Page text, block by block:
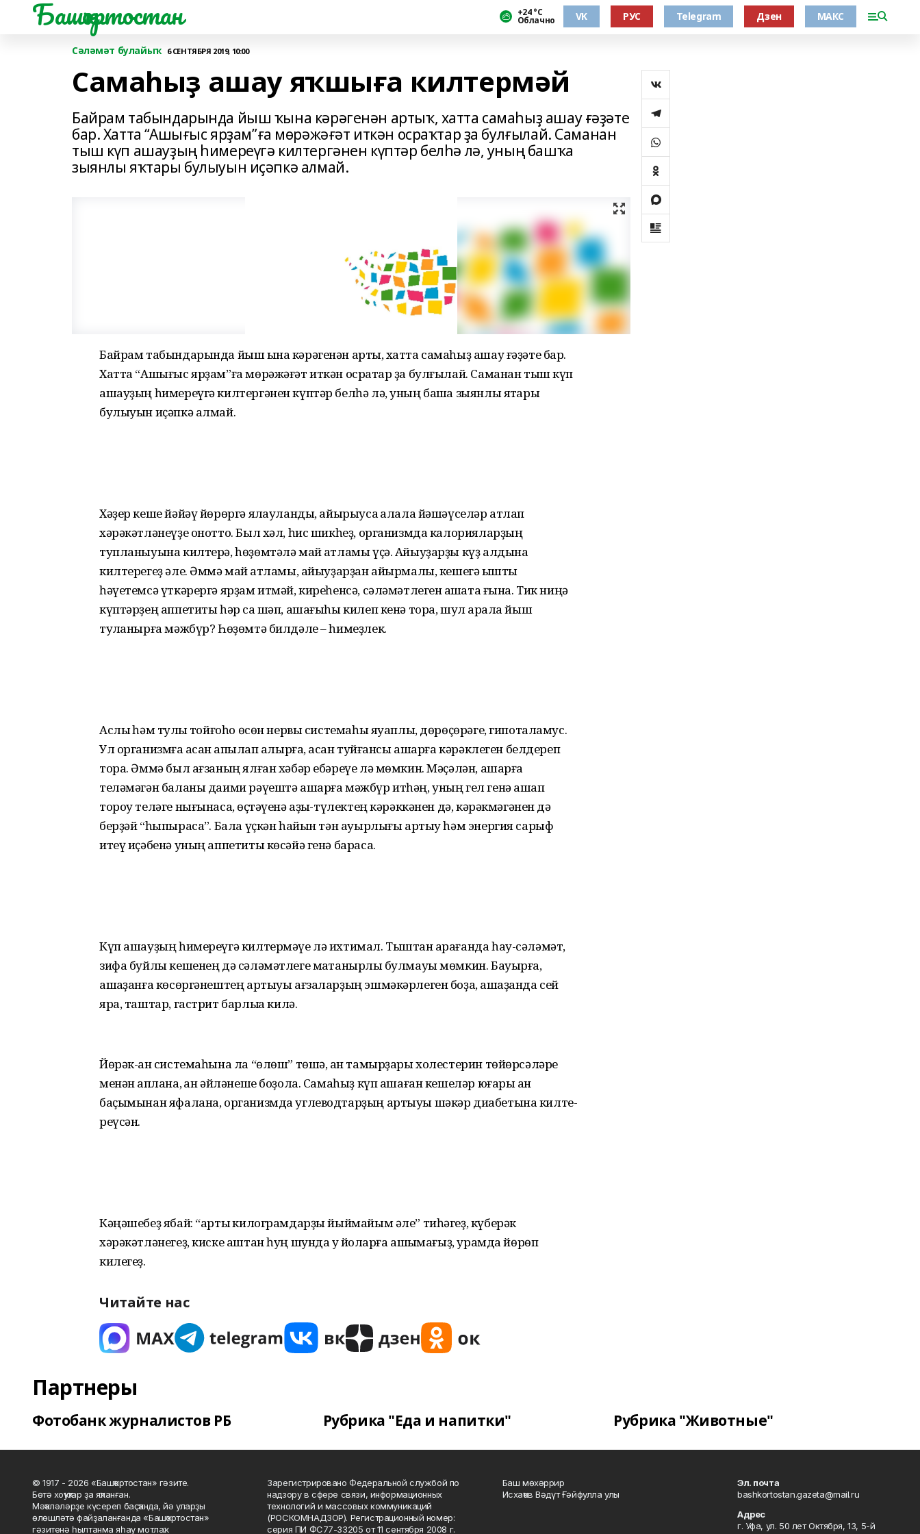
Башҡортостан +24 °С
Облачно VK РУС Telegram Дзен МАКС
Сәләмәт булайыҡ 6 СЕНТЯБРЯ 2019, 10:00
Самаһыҙ ашау яҡшыға килтермәй
Байрам табындарында йыш ҡына кәрәгенән артыҡ, хатта самаһыҙ ашау ғәҙәте
бар. Хатта “Ашығыс ярҙам”ға мөрәжәғәт иткән осраҡтар ҙа булғылай. Саманан
тыш күп ашауҙың һимереүгә килтергәнен күптәр белһә лә, уның башҡа
зыянлы яҡтары булыуын иҫәпкә алмай.
Байрам табындарында йыш ҡына кәрәгенән артыҡ, хатта самаһыҙ ашау ғәҙәте бар.
Хатта “Ашығыс ярҙам”ға мөрәжәғәт иткән осраҡтар ҙа булғылай. Саманан тыш күп
ашауҙың һимереүгә килтергәнен күптәр белһә лә, уның башҡа зыянлы яҡтары
булыуын иҫәпкә алмай.
Хәҙер кеше йәйәү йөрөргә ялҡауланды, айырыуса ҡалала йәшәүселәр атлап
хәрәкәтләнеүҙе онотто. Был хәл, һис шикһеҙ, организмда калорияларҙың
тупланыуына килтерә, һөҙөмтәлә май ҡатламы үҫә. Айыуҙарҙы күҙ алдына
килтерегеҙ әле. Әммә май ҡатламы, айыуҙарҙан айырмалы, кешегә ҡышты
һәүетемсә үткә­рергә ярҙам итмәй, киреһенсә, сәләмәтлеген ҡаҡшата ғына. Тик ниңә
күптәрҙең аппетиты һәр саҡ шәп, ашағыһы килеп кенә тора, шул арҡала йыш
туҡланырға мәжбүр? Һөҙөмтә билдәле – һимеҙлек.
Аслыҡ һәм туҡлыҡ тойғоһо өсөн нервы системаһы яуаплы, дөрөҫөрәге, гипоталамус.
Ул организмға ҡасан ҡапҡылап алырға, ҡасан туйғансы ашарға кәрәклеген белдереп
тора. Әммә был ағзаның ялған хәбәр ебәреүе лә мөмкин. Мәҫәлән, ашарға
теләмәгән баланы даими рәүештә ашарға мәжбүр итһәң, уның гел генә ашап
тороу теләге ны­ғынасаҡ, өҫтәүенә аҙыҡ-түлек­тең кәрәккәнен дә, кәрәкмәгәнен дә
берҙәй “һыпырасаҡ”. Бала үҫкән һайын тән ауырлығы артыу һәм энергия сарыф
итеү иҫәбенә уның аппетиты көсәйә генә барасаҡ.
Күп ашауҙың һимереүгә кил­термәүе лә ихтимал. Тыштан ҡарағанда һау-сәләмәт,
зифа буйлы кешенең дә сәләмәтлеге маҡтанырлыҡ булмауы мөмкин. Бауырға,
ашҡаҙанға көсөргә­нештең артыуы ағзаларҙың эш­мәкәрлеген боҙа, ашҡаҙанда сей
яра, таштар, гастрит барлыҡҡа килә.
Йөрәк-ҡан системаһына ла “өлөш” төшә, ҡан тамырҙары холестерин төйөрсәләре
менән ҡаплана, ҡан әйләнеше боҙола. Самаһыҙ күп ашаған кешеләр юғары ҡан
баҫымынан яфалана, организмда углеводтарҙың артыуы шәкәр диабетына килте­
реүсән.
Кәңәшебеҙ ябай: “артыҡ ки­лограм­дарҙы йыймайым әле” тиһәгеҙ, күберәк
хәрәкәтләнегеҙ, киске аштан һуң шунда уҡ йоҡларға ашыҡмағыҙ, урамда йөрөп
килегеҙ.
Читайте нас
Партнеры
Фотобанк журналистов РБ Рубрика "Еда и напитки" Рубрика "Животные"
© 1917 - 2026 «Башҡортостан» гәзите.
Бөтә хоҡуҡтар ҙа яҡланған.
Мәҡәләләрҙе күсереп баҫҡанда, йә уларҙы
өлөшләтә файҙаланғанда «Башҡортостан»
гәзитенә һылтанма яһау мотлаҡ.
Зарегистрировано Федеральной службой по
надзору в сфере связи, информационных
технологий и массовых коммуникаций
(РОСКОМНАДЗОР). Регистрационный номер:
серия ПИ ФС77-33205 от 11 сентября 2008 г.
Баш мөхәррир
Исхаҡов Вәдүт Ғәйфулла улы
Эл. почта
bashkortostan.gazeta@mail.ru
Адрес
г. Уфа, ул. 50 лет Октября, 13, 5-й